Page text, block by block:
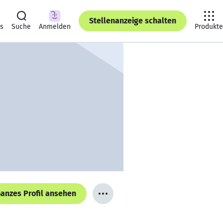
Suche Anmelden
Stellenanzeige schalten
Produkte
Profil ansehen